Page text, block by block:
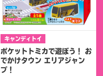
キャンディトイ
ポケットトミカで遊ぼう！ お
でかけタウン エリアジャン
プ！